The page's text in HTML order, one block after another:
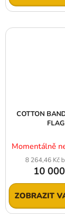
COTTON
FLAG
Momentálně
8 264,46 Kč
10
ZOBRAZIT